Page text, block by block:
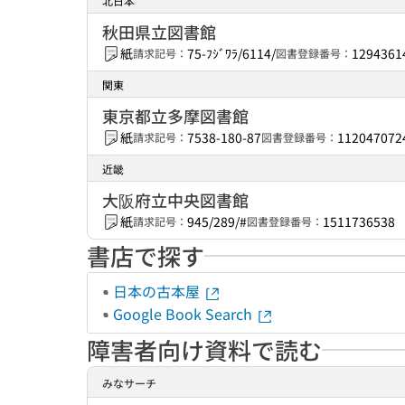
秋田県立図書館
紙請求記号： 75-ﾌｼﾞﾜﾗ/6114/図書登録番号：
関東
東京都立多摩図書館
紙請求記号： 7538-180-87図書登録番号：
近畿
大阪府立中央図書館
紙請求記号： 945/289/#図書登録番号： 1511736538
書店で探す
日本の古本屋
Google Book Search
障害者向け資料で読む
みなサーチ